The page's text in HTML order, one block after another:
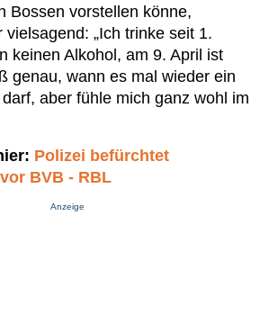
Bossen vorstellen könne,
„Ich trinke seit 1.
keinen Alkohol, am 9. April ist
genau, wann es mal wieder ein
aber fühle mich ganz wohl im
Polizei befürchtet
BVB - RBL
Anzeige